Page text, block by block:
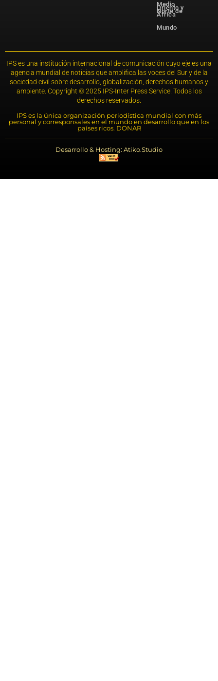
Medio
Oriente y
Norte de
África
Mundo
IPS es una institución internacional de comunicación cuyo eje es una
agencia mundial de noticias que amplifica las voces del Sur y de la
sociedad civil sobre desarrollo, globalización, derechos humanos y
ambiente. Copyright © 2025 IPS-Inter Press Service. Todos los
derechos reservados.
IPS es la única organización periodística mundial con más
personal y corresponsales en el mundo en desarrollo que en los
países ricos. DONAR
Desarrollo & Hosting: Atiko.Studio